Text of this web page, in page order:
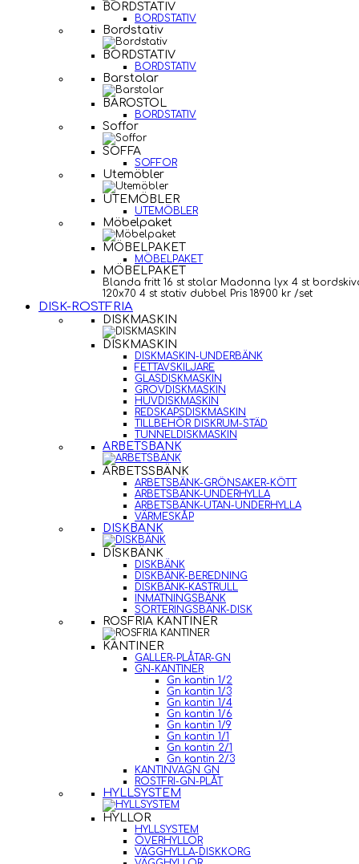
BORDSTATIV
BORDSTATIV
Bordstativ
BORDSTATIV
BORDSTATIV
Barstolar
BAROSTOL
BORDSTATIV
Soffor
SOFFA
SOFFOR
Utemöbler
UTEMÖBLER
UTEMÖBLER
Möbelpaket
MÖBELPAKET
MÖBELPAKET
MÖBELPAKET
Blanda fritt 16 st stolar Madonna lyx 4 st
120x70 4 st stativ dubbel Pris 18900 kr /set
DISK-ROSTFRIA
DISKMASKIN
DISKMASKIN
DISKMASKIN-UNDERBÄNK
FETTAVSKILJARE
GLASDISKMASKIN
GROVDISKMASKIN
HUVDISKMASKIN
REDSKAPSDISKMASKIN
TILLBEHÖR DISKRUM-STÄD
TUNNELDISKMASKIN
ARBETSBÄNK
ARBETSSBÄNK
ARBETSBÄNK-GRÖNSAKER-KÖTT
ARBETSBÄNK-UNDERHYLLA
ARBETSBÄNK-UTAN-UNDERHYLLA
VÄRMESKÅP
DISKBÄNK
DISKBÄNK
DISKBÄNK
DISKBÄNK-BEREDNING
DISKBÄNK-KASTRULL
INMATNINGSBÄNK
SORTERINGSBÄNK-DISK
ROSFRIA KANTINER
KANTINER
GALLER-PLÅTAR-GN
GN-KANTINER
Gn kantin 1/2
Gn kantin 1/3
Gn kantin 1/4
Gn kantin 1/6
Gn kantin 1/9
Gn kantin 1/1
Gn kantin 2/1
Gn kantin 2/3
KANTINVAGN GN
ROSTFRI-GN-PLÅT
HYLLSYSTEM
HYLLOR
HYLLSYSTEM
ÖVERHYLLOR
VÄGGHYLLA-DISKKORG